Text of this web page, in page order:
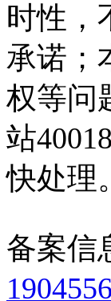
时性，
承诺；
权等问
站
快处理。
备案信